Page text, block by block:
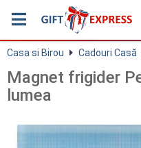
Casa si Birou Cadouri Casă
Magnet frigider
lumea